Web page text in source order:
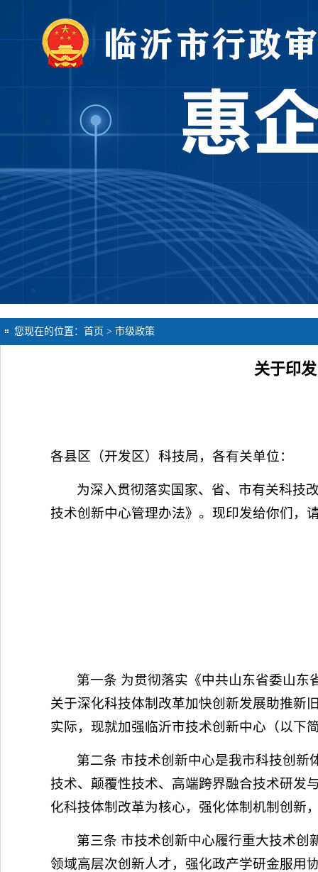
您现在的位置： 首页 > 市级政策
关于印
各县区（开发区）科技局，各有关单位：
为深入贯彻落实国家、省、市有关科技
技术创新中心管理办法》。现印发给你们，
第一条 为贯彻落实《中共山东省委山
关于深化科技体制改革加快创新发展助推新
实际，现就加强临沂市技术创新中心（以下
第二条 市技术创新中心是我市科技创
技术、颠覆性技术、高端跨界融合技术研发
化科技体制改革为核心，强化体制机制创新
第三条 市技术创新中心履行重大技术
领域高层次创新人才，强化政产学研金服用